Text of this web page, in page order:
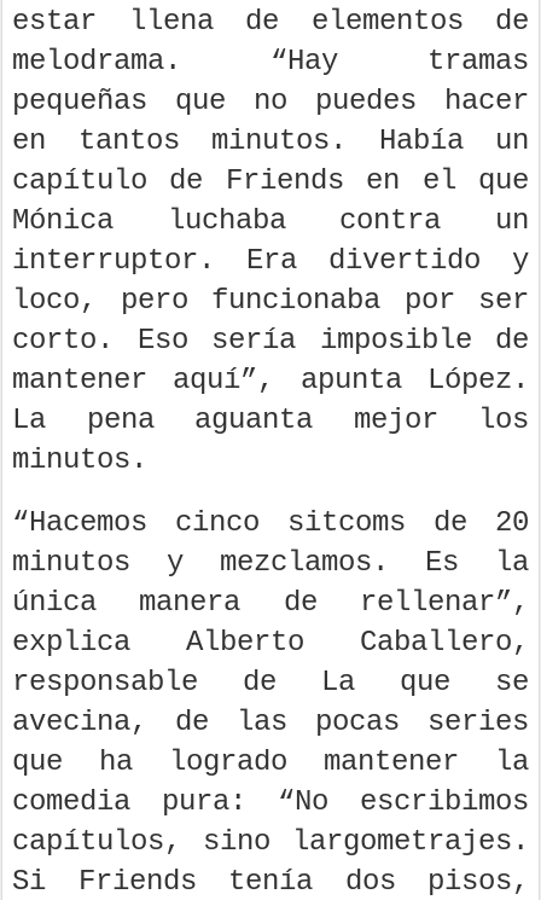
estar llena de elementos de
melodrama. “Hay tramas
pequeñas que no puedes hacer
en tantos minutos. Había un
capítulo de Friends en el que
Mónica luchaba contra un
interruptor. Era divertido y
loco, pero funcionaba por ser
corto. Eso sería imposible de
mantener aquí”, apunta López.
La pena aguanta mejor los
minutos.
“Hacemos cinco sitcoms de 20
minutos y mezclamos. Es la
única manera de rellenar”,
explica Alberto Caballero,
responsable de La que se
avecina, de las pocas series
que ha logrado mantener la
comedia pura: “No escribimos
capítulos, sino largometrajes.
Si Friends tenía dos pisos,